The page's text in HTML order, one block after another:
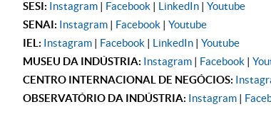
SESI: Instagram | Facebook | LinkedIn | Youtube
SENAI: Instagram | Facebook | Youtube
IEL: Instagram | Facebook | LinkedIn | Youtube
MUSEU DA INDÚSTRIA: Instagram | Facebook |
CENTRO INTERNACIONAL DE NEGÓCIOS:
OBSERVATÓRIO DA INDÚSTRIA: Instagram |